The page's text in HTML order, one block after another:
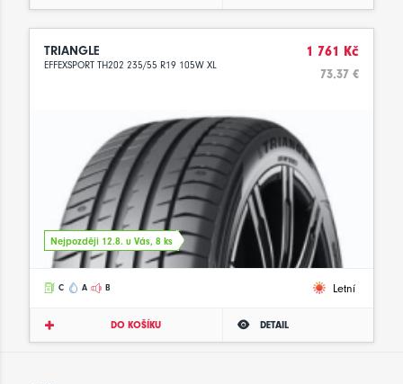
TRIANGLE
EFFEXSPORT TH202 235/55 R19 105W XL
1 761 Kč
73.37 €
Nejpozději 12.8. u Vás, 8 ks
C A B Letní
DO KOŠÍKU DETAIL